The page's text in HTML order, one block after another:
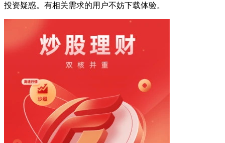
投资疑惑。有相关需求的用户不妨下载体验。